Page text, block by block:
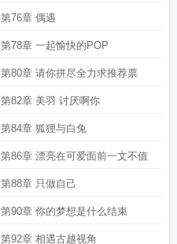
第76章 偶遇
第78章 一起愉快的POP
第80章 请你拼尽全力求推荐票
第82章 美羽 讨厌啊你
第84章 狐狸与白兔
第86章 漂亮在可爱面前一文不值
第88章 只做自己
第90章 你的梦想是什么结束
第92章 相遇古越视角